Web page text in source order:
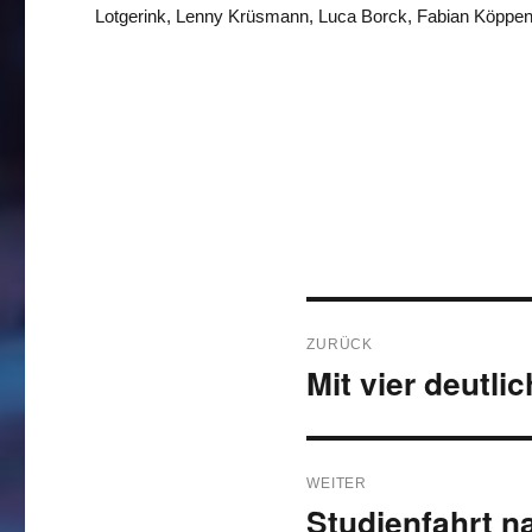
Lotgerink, Lenny Krüsmann, Luca Borck, Fabian Köppen
ZURÜCK
Vorheriger
Mit vier
WEITER
Nächster
Studienfahrt